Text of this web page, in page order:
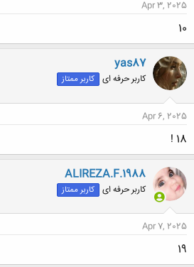
Apr 3, 2025
10
yas87
کاربر حرفه ای کاربر ممتاز
Apr 6, 2025
18 !
ALIREZA.F.1988
کاربر حرفه ای کاربر ممتاز
Apr 7, 2025
19